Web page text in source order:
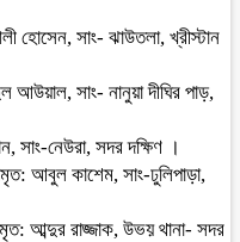
সাং- ঝাউতলা, খ্রীস্টান
সাং- নানুয়া দীঘির পাড়,
সাং-নেউরা, সদর দক্ষিণ ।
আবুল কাশেম, সাং-ঢুলিপাড়া,
আব্দুর রাজ্জাক, উভয় থানা- সদর